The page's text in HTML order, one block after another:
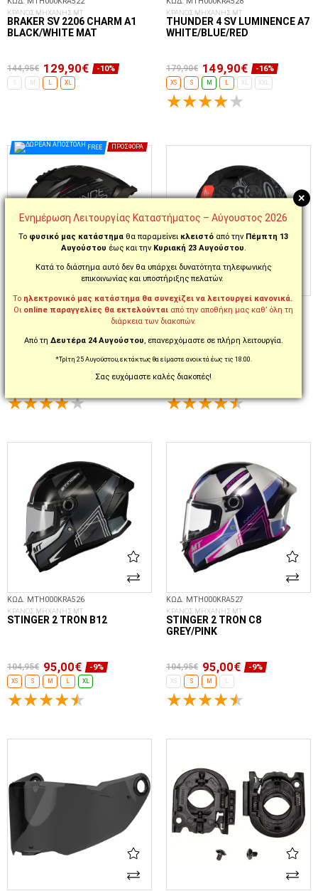
ΚΡΑΝΟΣ ΜΗΧΑΝΗΣ MT
BRAKER SV 2206 CHARM A1
BLACK/WHITE MAT
144,95€ 129,90€ -10%
S L XL
ΚΡΑΝΟΣ ΜΗΧΑΝΗΣ MT
THUNDER 4 SV LUMINENCE A7
WHITE/BLUE/RED
179,90€ 149,90€ -16%
XS S M L XL XXL
FREE ΠΡΟΣΦΟΡΆ
ΚΩΔ. MTH000KRA516
ΚΡΑΝΟΣ ΜΗΧΑΝΗΣ MT
THUNDER 4 SV LUMINENCE D1
MAT
ΚΩΔ. MTH000KRA524
ΚΡΑΝΟΣ ΜΗΧΑΝΗΣ MT
STINGER 2 RAM F1 MAT
95,00€
ΚΩΔ. MTH000KRA526
ΚΡΑΝΟΣ ΜΗΧΑΝΗΣ MT
STINGER 2 TRON B12
104,95€ 95,00€ -9%
XS S M L XL
ΚΩΔ. MTH000KRA527
ΚΡΑΝΟΣ ΜΗΧΑΝΗΣ MT
STINGER 2 TRON C8
GREY/PINK
104,95€ 95,00€ -9%
XS S M
+
Ενημέρωση Λειτουργίας Καταστήματος – Αύγουστος 2026
Το φυσικό μας κατάστημα θα παραμείνει κλειστό από την Πέμπτη 13
Αυγούστου έως και τηνΚυριακή 23 Αυγούστου.
Κατά το διάστημα αυτό δεν θα υπάρχει δυνατότητα τηλεφωνικής
επικοινωνίας και υποστήριξης πελατών.
Το ηλεκτρονικό μας κατάστημα θα συνεχίζει να λειτουργεί κανονικά.
Οι online παραγγελίες θα εκτελούνται από την αποθήκη μας καθ’ όλη τη
διάρκεια των διακοπών.
Από τη Δευτέρα 24 Αυγούστου, επανερχόμαστε σε πλήρη λειτουργία.
*Τρίτη 25 Αυγούστου, εκτάκτως θα είμαστε ανοικτά έως τις 18:00.
Σας ευχόμαστε καλές διακοπές!